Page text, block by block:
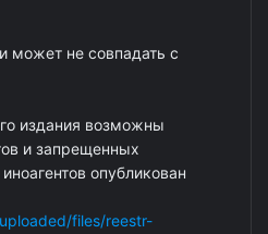
может не совпадать с
издания возможны
и запрещенных
опубликован
files/reestr-